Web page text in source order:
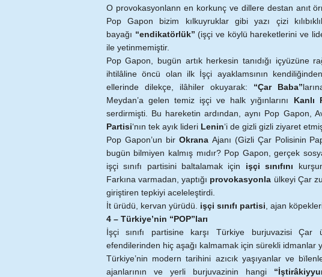
O provokasyonlann en korkunç ve dillere destan anıt
Pop Gapon bizim kılkuyruklar gibi yazı çizi
bayağı “endikatörlük” (işçi ve köylü hareketlerini ve
ile yetinmemiştir.
Pop Gapon, bugün artık herkesin tanıdığı içyüzüne
ihtilâline öncü olan ilk İşçi ayaklamsının
ellerinde dilekçe, ilâhiler okuyarak: “Çar Baba”
Meydan’a gelen temiz işçi ve halk yığınlarını Kanlı
serdirmişti. Bu hareketin ardından, aynı Pop Gapon,
Partisi‘nın tek ayık lideri Lenin‘i de gizli gizli ziyaret
Pop Gapon’un bir OkranaAjanı (Gizli Çar Polisinin
bugün bilmiyen kalmış mıdır? Pop Gapon, gerçek
işçi sınıfı partisini baltalamak için işçi sınıfını
Farkına varmadan, yaptığı provokasyonla ülkeyi Çar
giriştiren tepkiyi aceleleştirdi.
İt ürüdü, kervan yürüdü. işçi sınıfı partisi , ajan
4 – Türkiye’nin “POP”ları
İşçi sınıfı partisine karşı Türkiye burjuvazisi Çar
efendilerinden hiç aşağı kalmamak için sürekli idmanlar
Türkiye’nin modern tarihini azıcık yaşıyanlar ve
ajanlarının ve yerli burjuvazinin hangi